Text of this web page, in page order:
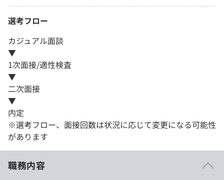
選考フロー
カジュアル面談
▼
1次面接/適性検査
▼
二次面接
▼
内定
※選考フロー、面接回数は状況に応じて変更になる可能性
があります
職務内容